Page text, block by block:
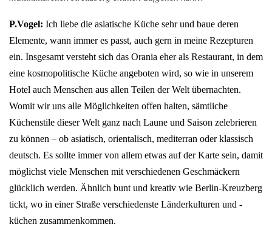
P.Vogel: Ich liebe die asiatische Küche sehr und baue deren
Elemente, wann immer es passt, auch gern in meine Rezepturen
ein. Insgesamt versteht sich das Orania eher als Restaurant, in dem
eine kosmopolitische Küche angeboten wird, so wie in unserem
Hotel auch Menschen aus allen Teilen der Welt übernachten.
Womit wir uns alle Möglichkeiten offen halten, sämtliche
Küchenstile dieser Welt ganz nach Laune und Saison zelebrieren
zu können – ob asiatisch, orientalisch, mediterran oder klassisch
deutsch. Es sollte immer von allem etwas auf der Karte sein, damit
möglichst viele Menschen mit verschiedenen Geschmäckern
glücklich werden. Ähnlich bunt und kreativ wie Berlin-Kreuzberg
tickt, wo in einer Straße verschiedenste Länderkulturen und -
küchen zusammenkommen.